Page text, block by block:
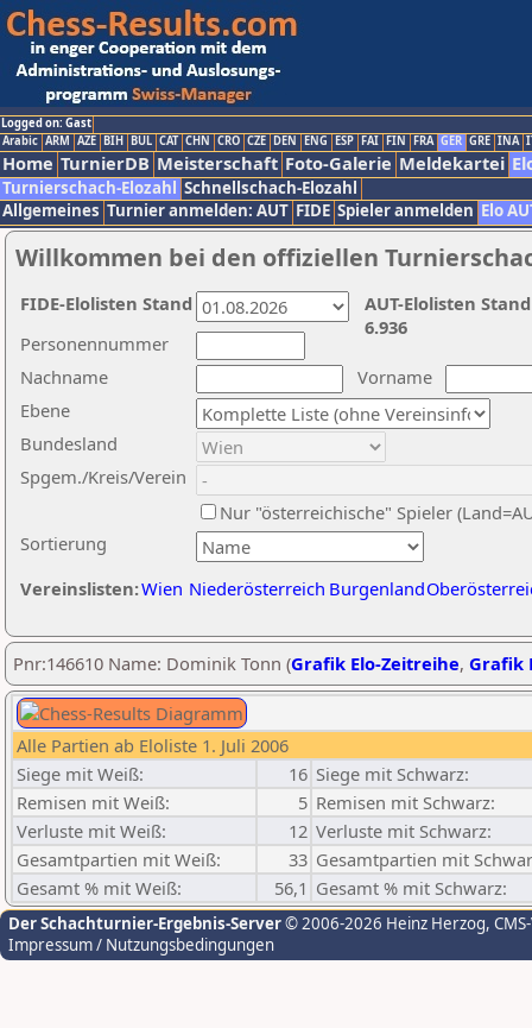
Logged on: Gast
Arabic ARM AZE BIH BUL CAT CHN CRO CZE DEN ENG ESP FAI FIN FRA GER GRE INA
Home TurnierDB Meisterschaft Foto-Galerie Meldekartei
Turnierschach-Elozahl Schnellschach-Elozahl
Allgemeines Turnier anmelden: AUT FIDE Spieler anmelden Elo
Willkommen bei den offiziellen
Nachname
Vorname
Ebene
Sortierung
Personennummer
Bundesland
Spgem./Kreis/Verein
Nur "österreichische" Spieler
Vereinslisten:Wien Niederösterreich Burgenland
AUT-Elolisten
6.936
FIDE-Elolisten Stand
Pnr:146610 Name: Dominik Tonn (Grafik Elo-Zeitreihe, Grafik
Alle Partien ab Eloliste 1. Juli 2006
Siege mit Weiß:
16 Siege mit Schwarz:
Remisen mit Weiß:
5 Remisen mit Schwarz:
Verluste mit Weiß:
12 Verluste mit Schwarz:
Gesamtpartien mit Weiß:
33 Gesamtpartien mit
Gesamt % mit Weiß:
56,1 Gesamt % mit Schwarz:
Der Schachturnier-Ergebnis-Server© 2006-2026 Heinz Herzog,
Impressum / Nutzungsbedingungen